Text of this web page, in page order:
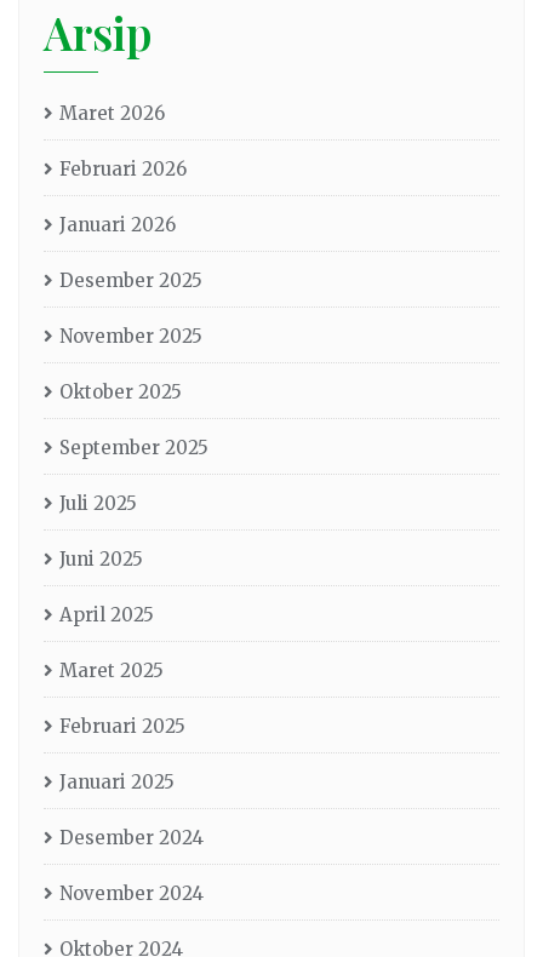
Arsip
Maret 2026
Februari 2026
Januari 2026
Desember 2025
November 2025
Oktober 2025
September 2025
Juli 2025
Juni 2025
April 2025
Maret 2025
Februari 2025
Januari 2025
Desember 2024
November 2024
Oktober 2024